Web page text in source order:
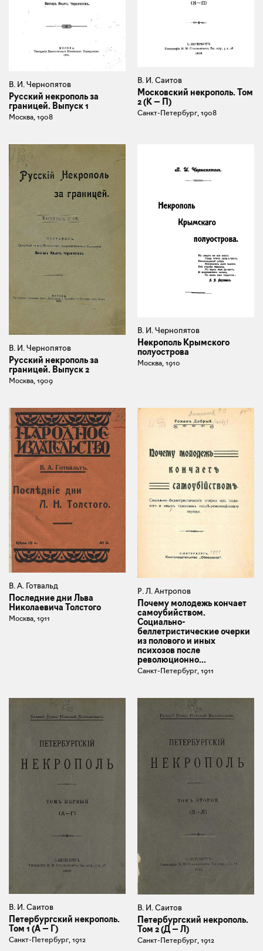
В. И. Чернопятов
Русский некрополь за
границей. Выпуск 1
Москва, 1908
В. И. Саитов
Московский некрополь. Том
2 (К — П)
Санкт-Петербург, 1908
В. И. Чернопятов
Русский некрополь за
границей. Выпуск 2
Москва, 1909
В. И. Чернопятов
Некрополь Крымского
полуострова
Москва, 1910
В. А. Готвальд
Последние дни Льва
Николаевича Толстого
Москва, 1911
Р. Л. Антропов
Почему молодежь кончает
самоубийством.
Социально-
беллетристические очерки
из полового и иных
психозов после
революционно...
Санкт-Петербург, 1911
В. И. Саитов
Петербургский некрополь.
Том 1 (А — Г)
Санкт-Петербург, 1912
В. И. Саитов
Петербургский некрополь.
Том 2 (Д — Л)
Санкт-Петербург, 1912